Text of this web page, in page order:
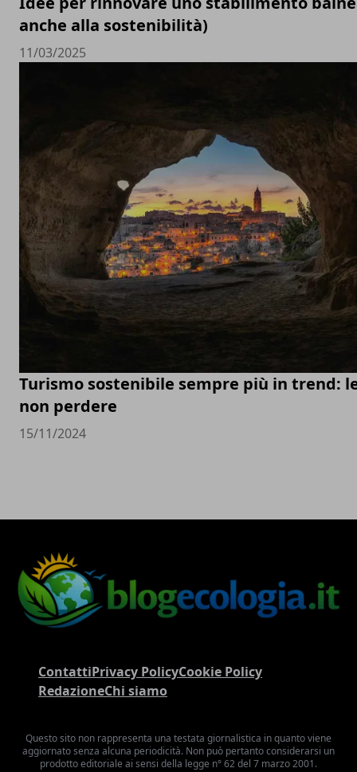
anche alla sostenibilità)
11/03/2025
Turismo sostenibile sempre più in trend:
non perdere
15/11/2024
ContattiPrivacy PolicyCookie Policy
RedazioneChi siamo
Questo sito non rappresenta una testata giornalistica in quanto viene
aggiornato senza alcuna periodicità. Non può pertanto considerarsi un
prodotto editoriale ai sensi della legge n° 62 del 7 marzo 2001.